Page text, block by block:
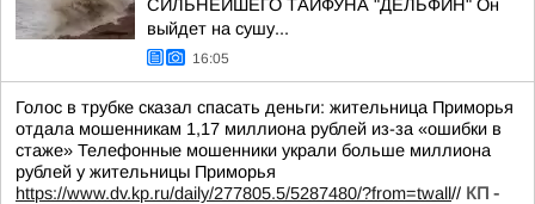
СИЛЬНЕЙШЕГО ТАЙФУНА "ДЕЛЬФИН" Он
выйдет на сушу...
16:05
Голос в трубке сказал спасать деньги: жительница Приморья
отдала мошенникам 1,17 миллиона рублей из-за «ошибки в
стаже» Телефонные мошенники украли больше миллиона
рублей у жительницы Приморья
https://www.dv.kp.ru/daily/277805.5/5287480/?from=twall// КП -